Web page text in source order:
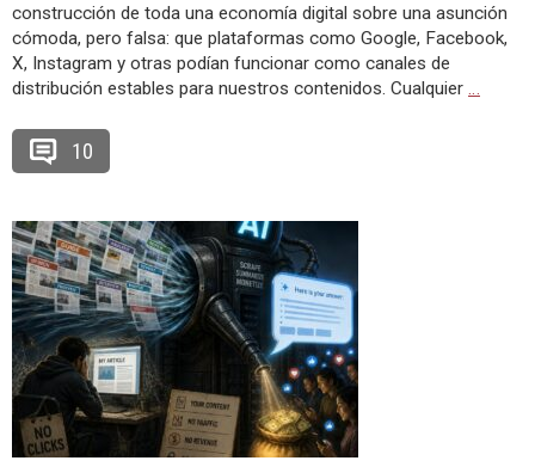
construcción de toda una economía digital sobre una asunción
cómoda, pero falsa: que plataformas como Google, Facebook,
X, Instagram y otras podían funcionar como canales de
distribución estables para nuestros contenidos. Cualquier …
10